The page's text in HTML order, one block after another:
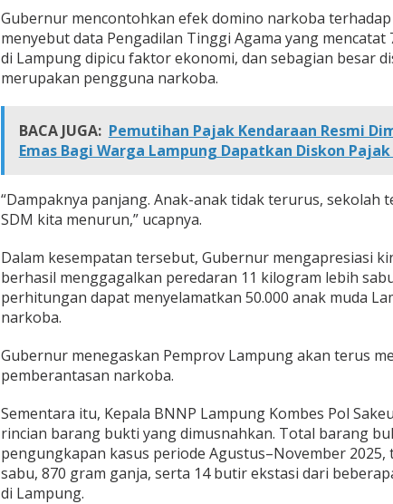
i
N
a
r
k
i
k
Gubernur mencontohkan efek domino narkoba
menyebut data Pengadilan Tinggi Agama yang mencatat
di Lampung dipicu faktor ekonomi, dan sebagian besar
merupakan pengguna narkoba.
BACA JUGA: Pemutihan Pajak Kendaraan Resmi
Emas Bagi Warga Lampung Dapatkan Diskon Pajak
“Dampaknya panjang. Anak-anak tidak terurus, sekolah
SDM kita menurun,” ucapnya.
Dalam kesempatan tersebut, Gubernur mengapresiasi
berhasil menggagalkan peredaran 11 kilogram lebih
perhitungan dapat menyelamatkan 50.000 anak muda
narkoba.
Gubernur menegaskan Pemprov Lampung akan terus
pemberantasan narkoba.
Sementara itu, Kepala BNNP Lampung Kombes Pol
rincian barang bukti yang dimusnahkan. Total barang
pengungkapan kasus periode Agustus–November 2025,
sabu, 870 gram ganja, serta 14 butir ekstasi dari
di Lampung.